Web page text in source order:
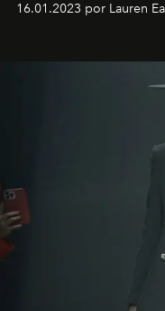
transportador AMTD
por propósitos, com
16.01.2023 por Lauren